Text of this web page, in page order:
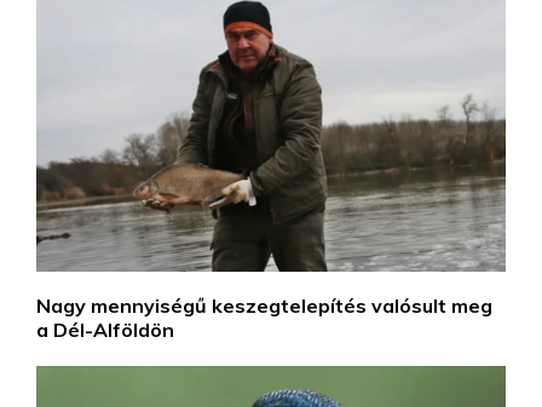
Nagy mennyiségű keszegtelepítés valósult meg
a Dél-Alföldön